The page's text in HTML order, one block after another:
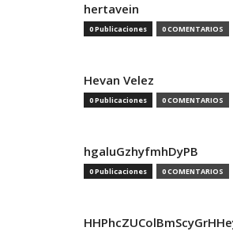
hertavein
0 Publicaciones 0 COMENTARIOS
Hevan Velez
0 Publicaciones 0 COMENTARIOS
hgaluGzhyfmhDyPB
0 Publicaciones 0 COMENTARIOS